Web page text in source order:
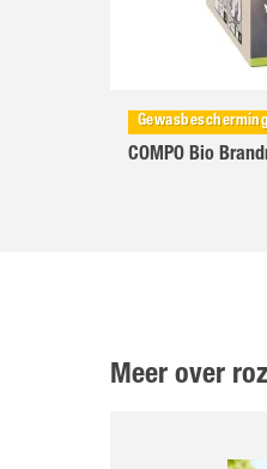
COMPO Bio
Meer over